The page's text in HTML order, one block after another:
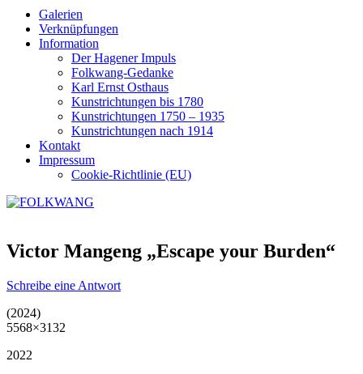
Galerien
Verknüpfungen
Information
Der Hagener Impuls
Folkwang-Gedanke
Karl Ernst Osthaus
Kunstrichtungen bis 1780
Kunstrichtungen 1750 – 1935
Kunstrichtungen nach 1914
Kontakt
Impressum
Cookie-Richtlinie (EU)
Victor Mangeng „Escape your Burden“
Schreibe eine Antwort
(2024)
5568×3132
2022